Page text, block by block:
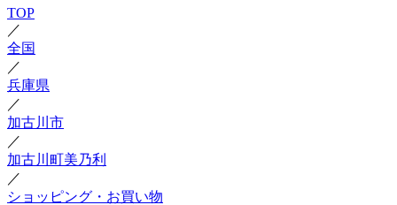
TOP
／
全国
／
兵庫県
／
加古川市
／
加古川町美乃利
／
ショッピング・お買い物